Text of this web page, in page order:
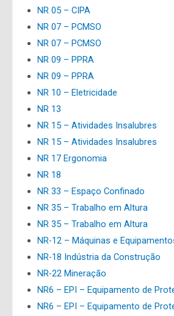
NR 05 – CIPA
NR 07 – PCMSO
NR 07 – PCMSO
NR 09 – PPRA
NR 09 – PPRA
NR 10 – Eletricidade
NR 13
NR 15 – Atividades Insalubres
NR 15 – Atividades Insalubres
NR 17 Ergonomia
NR 18
NR 33 – Espaço Confinado
NR 35 – Trabalho em Altura
NR 35 – Trabalho em Altura
NR-12 – Máquinas e
NR-18 Indústria da Construção
NR-22 Mineração
NR6 – EPI – Equipamento de
NR6 – EPI – Equipamento de